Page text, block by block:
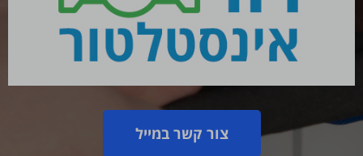
צור קשר במייל